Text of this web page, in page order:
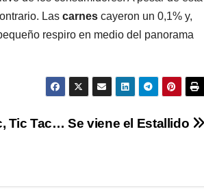
Las carnes cayeron un 0,1% y,
respiro en medio del panorama
Tic Tac… Se viene el Estallido